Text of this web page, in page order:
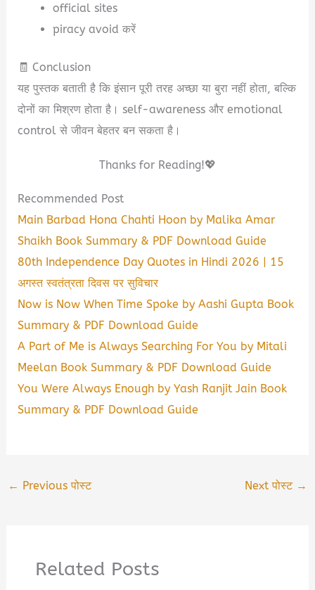
official sites
piracy avoid करें
🧾 Conclusion
यह पुस्तक बताती है कि इंसान पूरी तरह अच्छा या बुरा नहीं होता, बल्कि
दोनों का मिश्रण होता है। self-awareness और emotional
control से जीवन बेहतर बन सकता है।
Thanks for Reading!💖
Recommended Post
Main Barbad Hona Chahti Hoon by Malika Amar
Shaikh Book Summary & PDF Download Guide
80th Independence Day Quotes in Hindi 2026 | 15
अगस्त स्वतंत्रता दिवस पर सुविचार
Now is Now When Time Spoke by Aashi Gupta Book
Summary & PDF Download Guide
A Part of Me is Always Searching For You by Mitali
Meelan Book Summary & PDF Download Guide
You Were Always Enough by Yash Ranjit Jain Book
Summary & PDF Download Guide
← Previous पोस्ट Next पोस्ट →
Related Posts